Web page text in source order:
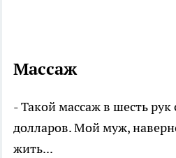
Массаж
- Такой массаж в шесть рук
долларов. Мой муж,
жить...